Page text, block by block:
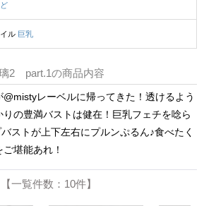
ル 巨乳
2 part.1の商品内容
レーベルに帰ってきた！透けるよう
の豊満バストは健在！巨乳フェチを唸ら
ストが上下左右にプルンぷるん♪食べたく
堪能あれ！
覧件数：10件】